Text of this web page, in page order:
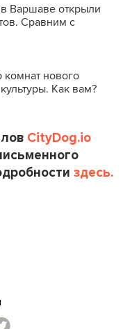
Варшаве открыли
Сравним с
комнат нового
Как вам?
CityDog.io
здесь.